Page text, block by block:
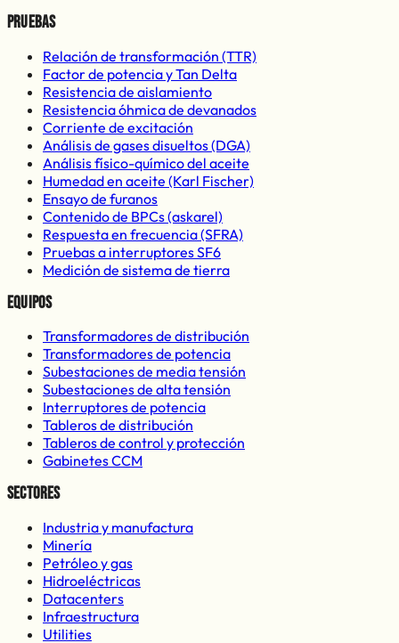
Pruebas
Relación de transformación (TTR)
Factor de potencia y Tan Delta
Resistencia de aislamiento
Resistencia óhmica de devanados
Corriente de excitación
Análisis de gases disueltos (DGA)
Análisis físico-químico del aceite
Humedad en aceite (Karl Fischer)
Ensayo de furanos
Contenido de BPCs (askarel)
Respuesta en frecuencia (SFRA)
Pruebas a interruptores SF6
Medición de sistema de tierra
Equipos
Transformadores de distribución
Transformadores de potencia
Subestaciones de media tensión
Subestaciones de alta tensión
Interruptores de potencia
Tableros de distribución
Tableros de control y protección
Gabinetes CCM
Sectores
Industria y manufactura
Minería
Petróleo y gas
Hidroeléctricas
Datacenters
Infraestructura
Utilities